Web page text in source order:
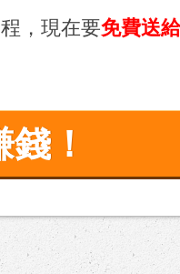
，現在要免費送
！